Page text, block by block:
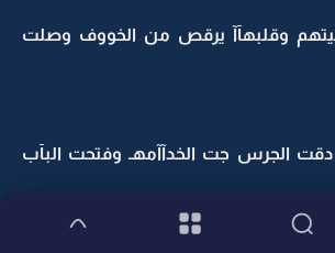
وقلبهآآ يرقص من الخووف وصلت
الجرس جت الخدآآمهـ وفتحت البآب